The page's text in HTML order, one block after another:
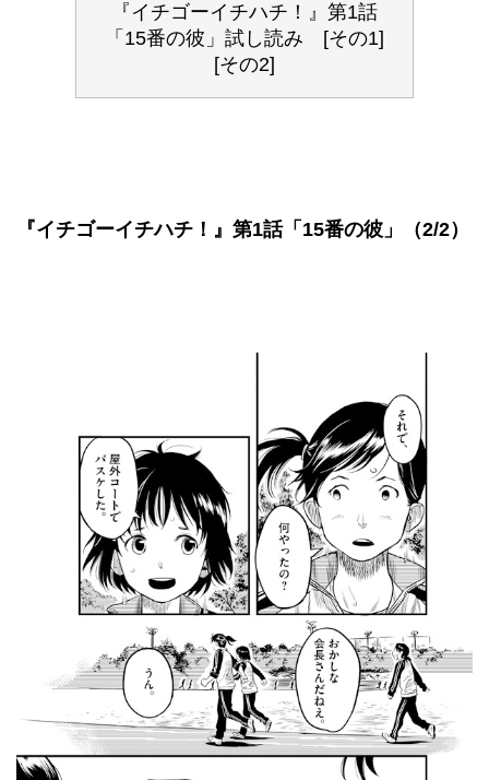
『イチゴーイチハチ！』第1話
「15番の彼」試し読み [その1]
[その2]
『イチゴーイチハチ！』第1話「15番の彼」（2/2）